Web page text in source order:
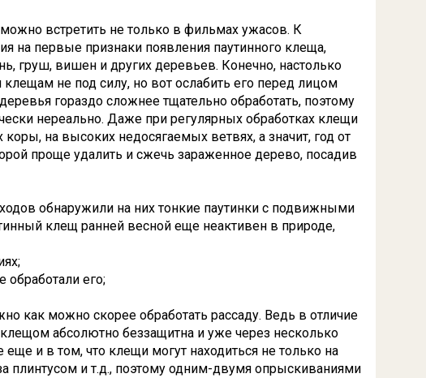
встретить не только в фильмах ужасов. К
на первые признаки появления паутинного клеща,
груш, вишен и других деревьев. Конечно, настолько
не под силу, но вот ослабить его перед лицом
гораздо сложнее тщательно обработать, поэтому
нереально. Даже при регулярных обработках клещи
на высоких недосягаемых ветвях, а значит, год от
проще удалить и сжечь зараженное дерево, посадив
обнаружили на них тонкие паутинки с подвижными
клещ ранней весной еще неактивен в природе,
обработали его;
как можно скорее обработать рассаду. Ведь в отличие
абсолютно беззащитна и уже через несколько
и в том, что клещи могут находиться не только на
плинтусом и т.д., поэтому одним-двумя опрыскиваниями